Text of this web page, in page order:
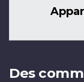
Des